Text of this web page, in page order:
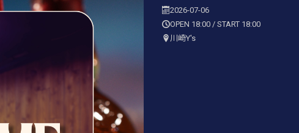
2026-07-06
OPEN 18:00 / START 18:00
川崎Y's